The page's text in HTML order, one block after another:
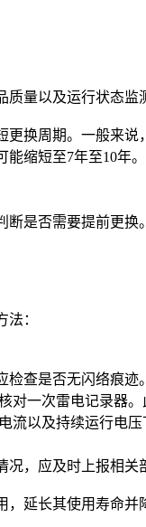
质量以及运行状态监
换周期。一般来
缩短至7年至10年。
是否需要提前更
：
检查是否无闪络痕迹
一次雷电记录器
以及持续运行电
况，应及时上报相关
，延长其使用寿命并